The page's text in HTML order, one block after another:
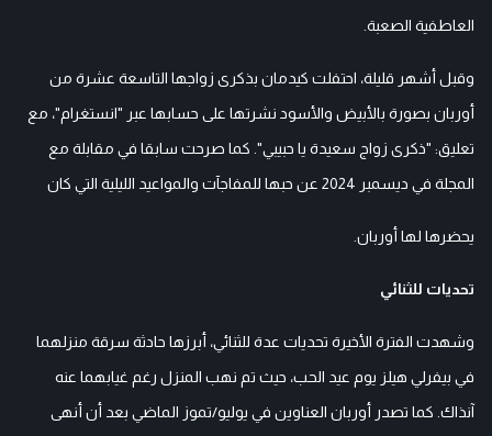
العاطفية الصعبة.
وقبل أشهر قليلة، احتفلت كيدمان بذكرى زواجها التاسعة عشرة من
أوربان بصورة بالأبيض والأسود نشرتها على حسابها عبر "انستغرام"، مع
تعليق: "ذكرى زواج سعيدة يا حبيبي". كما صرحت سابقا في مقابلة مع
المجلة في ديسمبر 2024 عن حبها للمفاجآت والمواعيد الليلية التي كان
يحضرها لها أوربان.
تحديات للثنائي
وشهدت الفترة الأخيرة تحديات عدة للثنائي، أبرزها حادثة سرقة منزلهما
في بيفرلي هيلز يوم عيد الحب، حيث تم نهب المنزل رغم غيابهما عنه
آنذاك. كما تصدر أوربان العناوين في يوليو/تموز الماضي بعد أن أنهى